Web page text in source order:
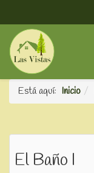
Está aquí: Inicio
El Baño I